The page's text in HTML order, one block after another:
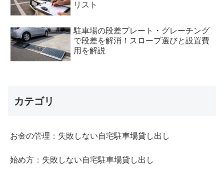
リスト
駐車場の段差プレート・グレーチング
で段差を解消！スロープ選びと設置費
用を解説
カテゴリ
お金の管理：失敗しない自宅駐車場貸し出し
始め方：失敗しない自宅駐車場貸し出し